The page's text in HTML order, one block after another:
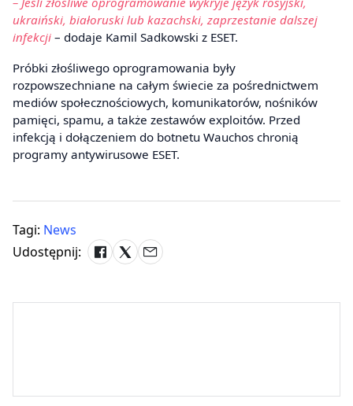
ukraiński, białoruski lub kazachski, zaprzestanie dalszej
infekcji – dodaje Kamil Sadkowski z ESET.
Próbki złośliwego oprogramowania były
rozpowszechniane na całym świecie za pośrednictwem
mediów społecznościowych, komunikatorów, nośników
pamięci, spamu, a także zestawów exploitów. Przed
infekcją i dołączeniem do botnetu Wauchos chronią
programy antywirusowe ESET.
Tagi: News
Udostępnij: